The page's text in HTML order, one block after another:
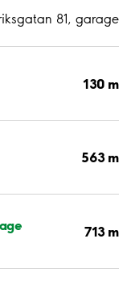
81, garage
130 m
563 m
713 m